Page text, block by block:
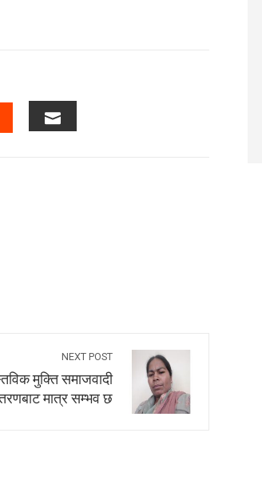
NEXT POST
मुक्ति समाजवादी
मात्र सम्भव छ